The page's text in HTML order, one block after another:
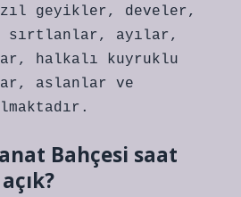
geyikler, develer,
sırtlanlar, ayılar,
halkalı kuyruklu
aslanlar ve
Bahçesi saat